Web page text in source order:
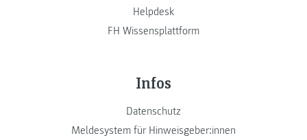
Helpdesk
FH Wissensplattform
Infos
Datenschutz
Meldesystem für Hinweisgeber:innen